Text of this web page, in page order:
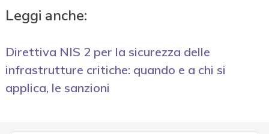
Leggi anche:
Direttiva NIS 2 per la sicurezza delle
infrastrutture critiche: quando e a chi si
applica, le sanzioni